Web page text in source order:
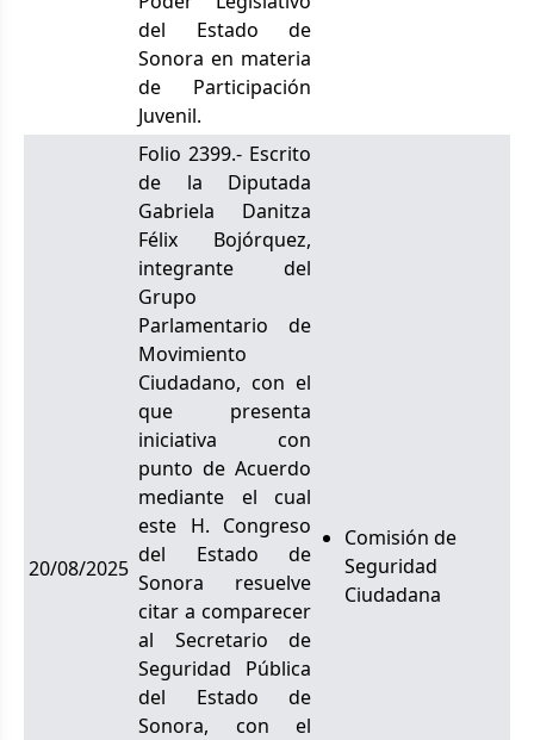
del Estado de
Sonora en materia
de Participación
Juvenil.
20/08/2025
Folio 2399.- Escrito
de la Diputada
Gabriela Danitza
Félix Bojórquez,
integrante del
Grupo
Parlamentario de
Movimiento
Ciudadano, con el
que presenta
iniciativa con
punto de Acuerdo
mediante el cual
este H. Congreso
del Estado de
Sonora resuelve
citar a comparecer
al Secretario de
Seguridad Pública
del Estado de
Sonora, con el
Comisión de
Seguridad
Ciudadana